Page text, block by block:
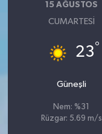
15 AĞUSTOS
CUMARTESI
23°
Güneşli
Nem: %31
Rüzgar: 5.69 m/s